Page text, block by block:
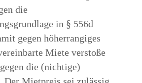
die
in § 556d
gegen höherrangiges
Miete verstoße
die (nichtige)